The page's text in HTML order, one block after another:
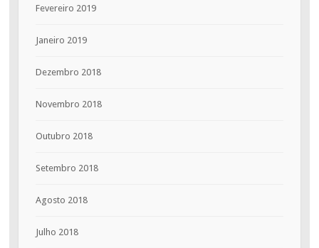
Fevereiro 2019
Janeiro 2019
Dezembro 2018
Novembro 2018
Outubro 2018
Setembro 2018
Agosto 2018
Julho 2018